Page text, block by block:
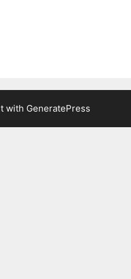
with GeneratePress